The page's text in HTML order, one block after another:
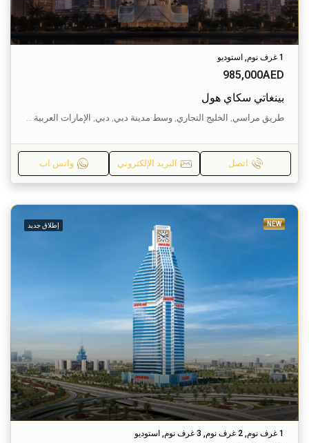
1 غرف نوم, استوديو
985,000AED
بينغاتي سكاي هول
اتصل البريد الإلكتروني واتس اب
NEW إطلاق جديد
1 غرف نوم, 2 غرف نوم, 3 غرف نوم, استوديو